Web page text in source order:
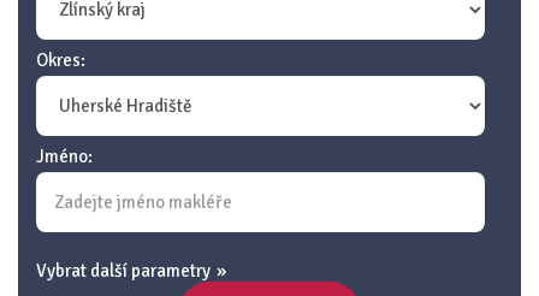
Okres:
Jméno:
Vybrat další parametry